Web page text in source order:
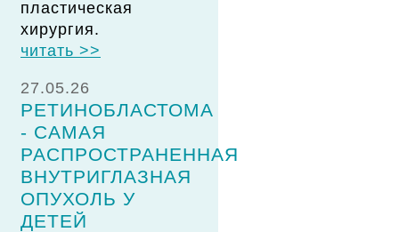
пластическая
хирургия.
читать >>
27.05.26
РЕТИНОБЛАСТОМА
- САМАЯ
РАСПРОСТРАНЕННАЯ
ВНУТРИГЛАЗНАЯ
ОПУХОЛЬ У
ДЕТЕЙ